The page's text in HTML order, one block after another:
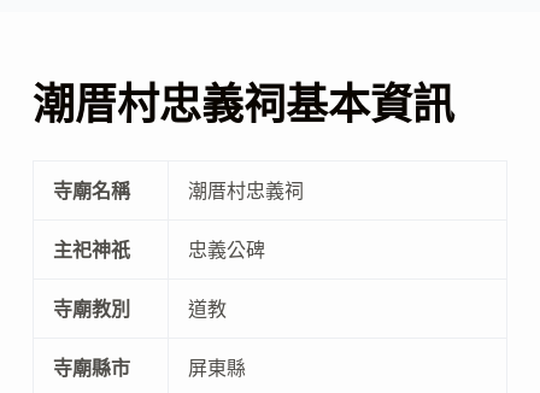
潮厝村忠義祠基本資訊
寺廟名稱 潮厝村忠義祠
主祀神祇 忠義公碑
寺廟教別 道教
寺廟縣市 屏東縣